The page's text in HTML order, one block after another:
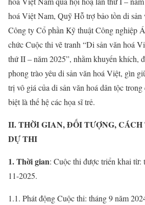
hoá Việt Nam, Quỹ Hỗ trợ bảo tồn di sản
Công ty Cổ phần Kỹ thuật Công nghiệp
chức Cuộc thi vẽ tranh “Di sản văn hoá
thứ II – năm 2025”, nhằm khuyến khích,
phong trào yêu di sản văn hoá Việt, gìn
trị vô giá của di sản văn hoá dân tộc trong
biệt là thế hệ các họa sĩ trẻ.
II. THỜI GIAN, ĐỐI TƯỢNG,
DỰ THI
1.Thời gian: Cuộc thi được triển khai từ:
11-2025.
1.1. Phát động Cuộc thi: tháng 9 năm